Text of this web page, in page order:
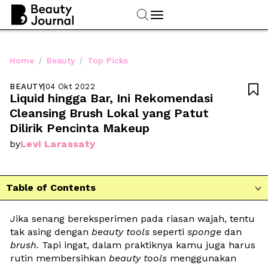
Home / Beauty / Top Picks
BEAUTY|04 Okt 2022
Liquid hingga Bar, Ini Rekomendasi
Cleansing Brush Lokal yang Patut
Dilirik Pencinta Makeup
byLevi Larassaty

Table of Contents 
Jika senang bereksperimen pada riasan wajah, tentu
tak asing dengan beauty tools seperti sponge
brush. Tapi ingat, dalam praktiknya kamu juga harus
rutin membersihkan beauty tools menggunakan